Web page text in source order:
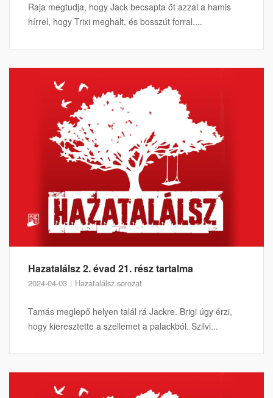
Raja megtudja, hogy Jack becsapta őt azzal a hamis
hírrel, hogy Trixi meghalt, és bosszút forral....
Hazatalálsz 2. évad 21. rész tartalma
2024-04-03 Hazatalálsz sorozat
Tamás meglepő helyen talál rá Jackre. Brigi úgy érzi,
hogy kieresztette a szellemet a palackból. Szilvi...